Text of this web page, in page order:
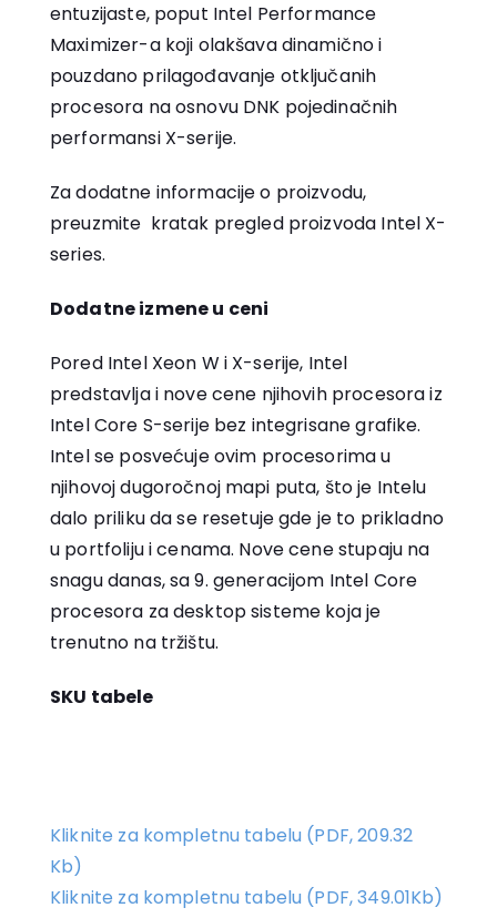
entuzijaste, poput Intel Performance
Maximizer-a koji olakšava dinamično i
pouzdano prilagođavanje otključanih
procesora na osnovu DNK pojedinačnih
performansi X-serije.
Za dodatne informacije o proizvodu,
preuzmite kratak pregled proizvoda Intel X-
series.
Dodatne izmene u ceni
Pored Intel Xeon W i X-serije, Intel
predstavlja i nove cene njihovih procesora iz
Intel Core S-serije bez integrisane grafike.
Intel se posvećuje ovim procesorima u
njihovoj dugoročnoj mapi puta, što je Intelu
dalo priliku da se resetuje gde je to prikladno
u portfoliju i cenama. Nove cene stupaju na
snagu danas, sa 9. generacijom Intel Core
procesora za desktop sisteme koja je
trenutno na tržištu.
SKU tabele
Kliknite za kompletnu tabelu (PDF, 209.32
Kb)
Kliknite za kompletnu tabelu (PDF, 349.01Kb)